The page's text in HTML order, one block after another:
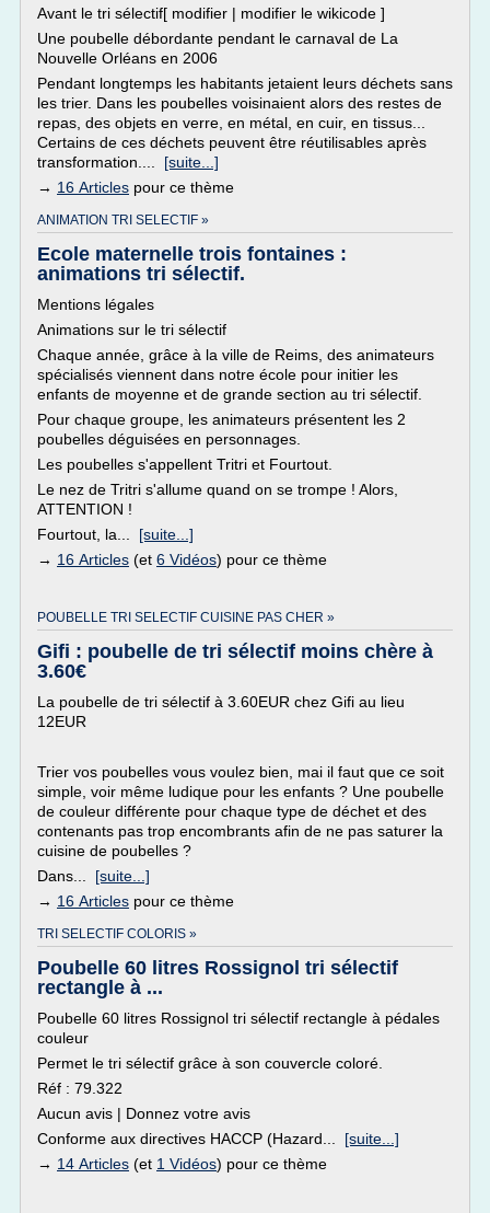
Avant le tri sélectif[ modifier | modifier le wikicode ]
Une poubelle débordante pendant le carnaval de La
Nouvelle Orléans en 2006
Pendant longtemps les habitants jetaient leurs déchets sans
les trier. Dans les poubelles voisinaient alors des restes de
repas, des objets en verre, en métal, en cuir, en tissus...
Certains de ces déchets peuvent être réutilisables après
transformation.... [suite...]
→ 16 Articles pour ce thème
ANIMATION TRI SELECTIF »
Ecole maternelle trois fontaines :
animations tri sélectif.
Mentions légales
Animations sur le tri sélectif
Chaque année, grâce à la ville de Reims, des animateurs
spécialisés viennent dans notre école pour initier les
enfants de moyenne et de grande section au tri sélectif.
Pour chaque groupe, les animateurs présentent les 2
poubelles déguisées en personnages.
Les poubelles s'appellent Tritri et Fourtout.
Le nez de Tritri s'allume quand on se trompe ! Alors,
ATTENTION !
Fourtout, la... [suite...]
→ 16 Articles (et 6 Vidéos) pour ce thème
POUBELLE TRI SELECTIF CUISINE PAS CHER »
Gifi : poubelle de tri sélectif moins chère à
3.60€
La poubelle de tri sélectif à 3.60EUR chez Gifi au lieu
12EUR
Trier vos poubelles vous voulez bien, mai il faut que ce soit
simple, voir même ludique pour les enfants ? Une poubelle
de couleur différente pour chaque type de déchet et des
contenants pas trop encombrants afin de ne pas saturer la
cuisine de poubelles ?
Dans... [suite...]
→ 16 Articles pour ce thème
TRI SELECTIF COLORIS »
Poubelle 60 litres Rossignol tri sélectif
rectangle à ...
Poubelle 60 litres Rossignol tri sélectif rectangle à pédales
couleur
Permet le tri sélectif grâce à son couvercle coloré.
Réf : 79.322
Aucun avis | Donnez votre avis
Conforme aux directives HACCP (Hazard... [suite...]
→ 14 Articles (et 1 Vidéos) pour ce thème